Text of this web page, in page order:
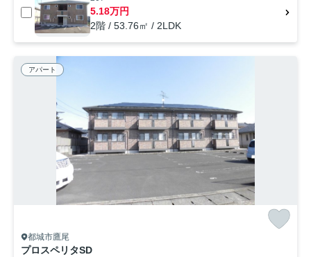
5.18万円
2階 / 53.76㎡ / 2LDK
アパート
都城市鷹尾
プロスペリタSD